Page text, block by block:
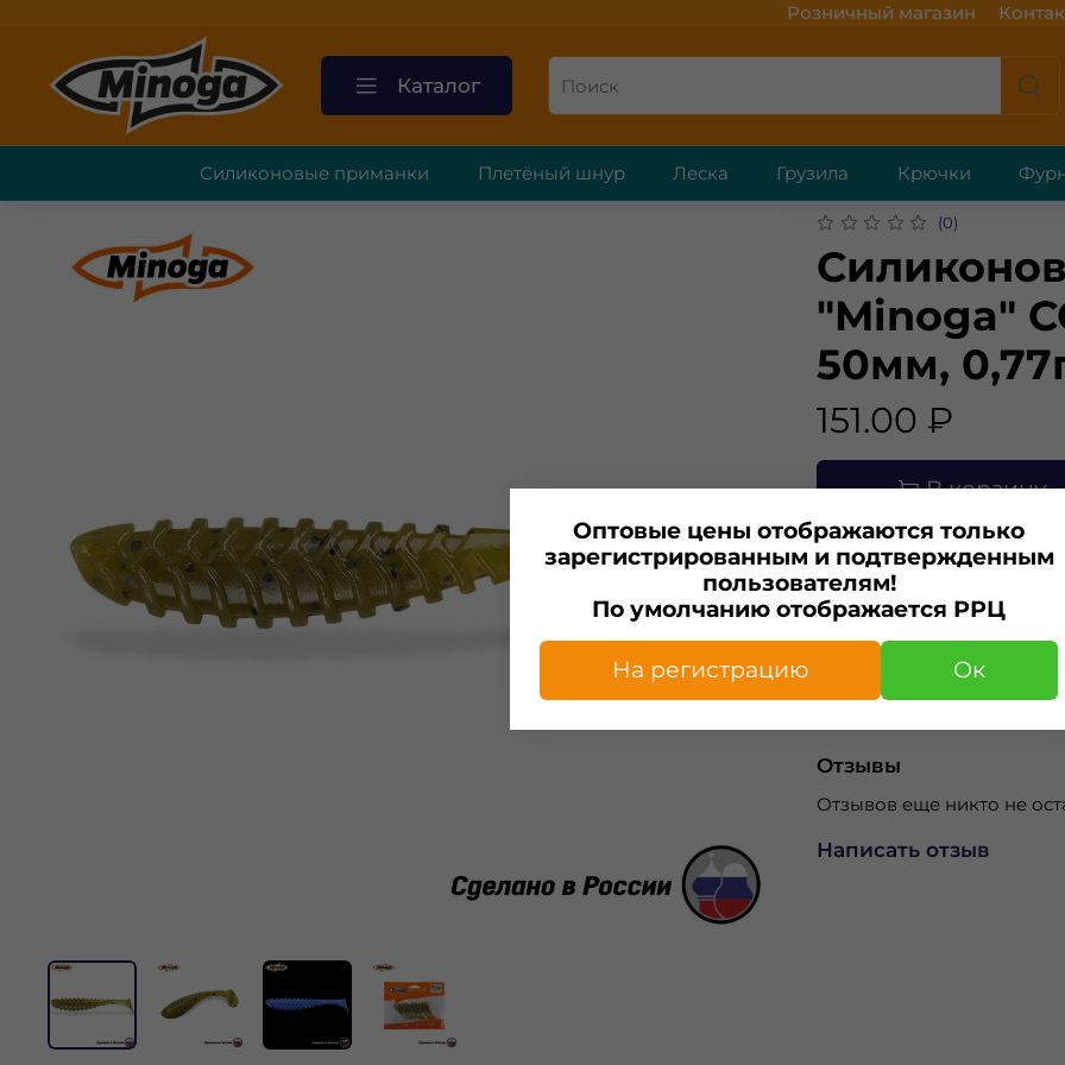
Розничный магазин
Каталог
Силиконовые приманки Плетёный шнур Леска Грузила Крючки
(0)
"Minoga"
50мм,
151.00 ₽
В корзину
Характеристики
Изготовитель
ИП Капелька А.С.
Отзывы
Отзывов еще никто не
Написать отзыв
Оптовые цены отображаются только
зарегистрированным и подтвержденным
пользователям!
По умолчанию отображается РРЦ
На регистрацию Ок